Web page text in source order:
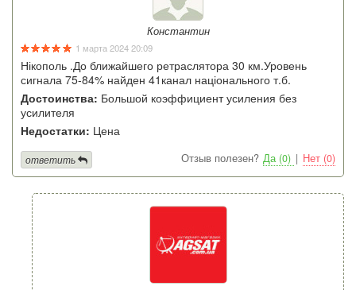
Константин
1 марта 2024 20:09
Нікополь .До ближайшего ретраслятора 30 км.Уровень
сигнала 75-84% найден 41канал національного т.б.
Достоинства: Большой коэффициент усиления без
усилителя
Недостатки: Цена
Отзыв полезен? Да (0) | Нет (0)
ответить